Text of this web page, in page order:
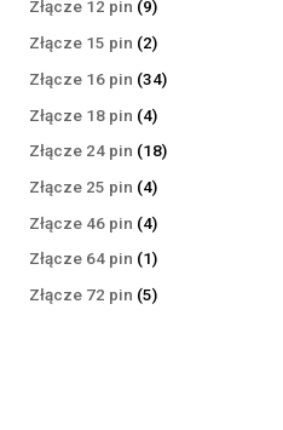
Złącze 12 pin 99
produktów
Złącze 15 pin 22
produkty
Złącze 16 pin 3434
Złącze 18 pin 44
produkty
Złącze 24 pin 1818
Złącze 25 pin 44
produkty
Złącze 46 pin 44
produkty
Złącze 64 pin 11
produkt
Złącze 72 pin 55